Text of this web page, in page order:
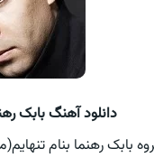
دانلود آهنگ بابک
بابک رهنما بنام